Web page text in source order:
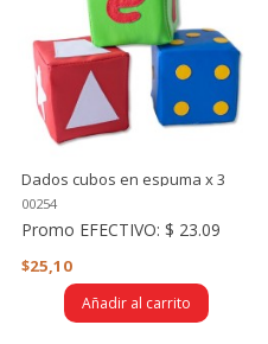
Dados cubos en espuma x 3
piezas (vocales, números,
puntos)
00254
Promo EFECTIVO: $ 23.09
$25,10
Añadir al carrito